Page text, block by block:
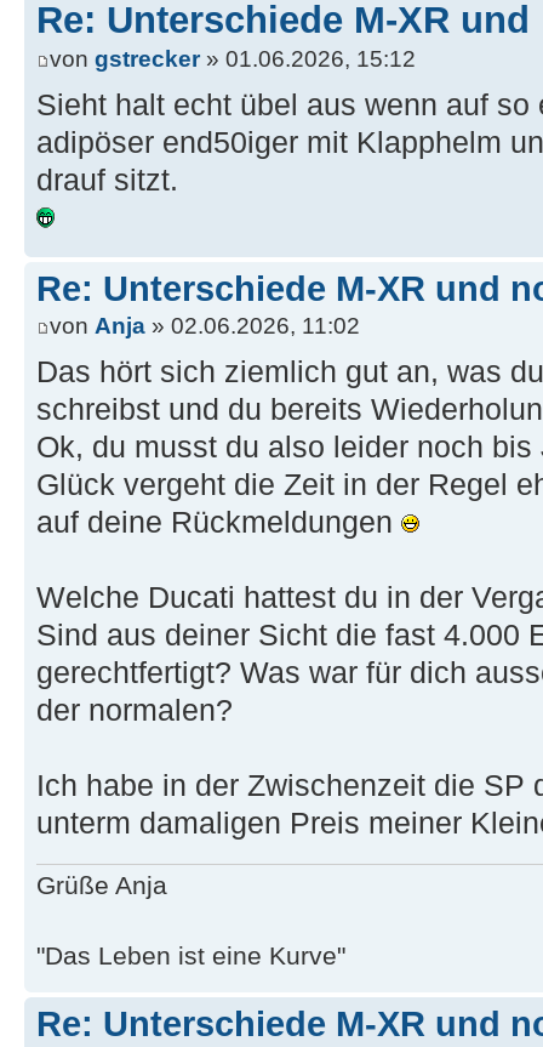
Re: Unterschiede M-XR
von gstrecker» 01.06.2026, 15:12
Sieht halt echt übel aus wenn auf
adipöser end50iger mit Klapphelm
drauf sitzt.
Re: Unterschiede M-XR und
von Anja » 02.06.2026, 11:02
Das hört sich ziemlich gut an, was
schreibst und du bereits
Ok, du musst du also leider noch
Glück vergeht die Zeit in der Regel
auf deine Rückmeldungen
Welche Ducati hattest du in der
Sind aus deiner Sicht die fast 4.000
gerechtfertigt? Was war für dich
der normalen?
Ich habe in der Zwischenzeit die SP
unterm damaligen Preis meiner
Grüße Anja
"Das Leben ist eine Kurve"
Re: Unterschiede M-XR und